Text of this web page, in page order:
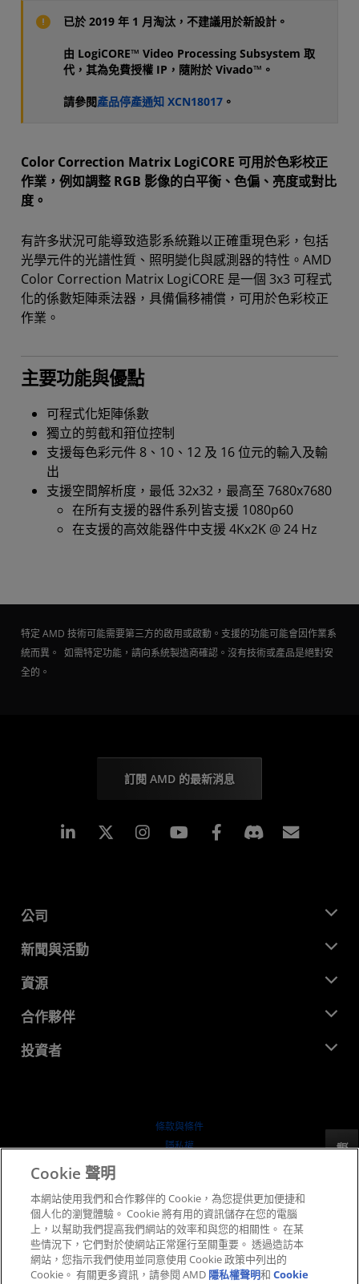
已於 2019 年 1 月淘汰，不建議用於新設計。
由 LogiCORE™ Video Processing Subsystem 取
代，其為免費授權 IP，隨附於 Vivado™。
請參閱產品停產通知 XCN18017 。
Color Correction Matrix LogiCORE 可用於色彩校正
作業，例如調整 RGB 影像的白平衡、色偏、亮度或對比
度。
有許多狀況可能導致造影系統難以正確重現色彩，包括
光學元件的光譜性質、照明變化與感測器的特性。AMD
Color Correction Matrix LogiCORE 是一個 3x3 可程式
化的係數矩陣乘法器，具備偏移補償，可用於色彩校正
作業。
主要功能與優點
可程式化矩陣係數
獨立的剪截和箝位控制
支援每色彩元件 8、10、12 及 16 位元的輸入及輸
出
支援空間解析度，最低 32x32，最高至 7680x7680
在所有支援的器件系列皆支援 1080p60
在支援的高效能器件中支援 4Kx2K @ 24 Hz
特定 AMD 技術可能需要第三方的啟用或啟動。支援的功能可能會因作業系
統而異。 如需特定功能，請向系統製造商確認。沒有技術或產品是絕對安
全的。
訂閱 AMD 的最新消息
Linkedin Instagram Facebook
公司
關於 AMD
企業責任
招聘
聯絡我們
新聞與活動
新聞室
媒體庫
資源
開發者中心
案例研究
合作夥伴
AMD 合作夥伴中心
投資者
行情走勢
條款與條件
隱私權
公平公開競爭
英國稅務策略
Cookie 政策
Cookie 設定
反馈
Cookie 聲明
本網站使用我們和合作夥伴的 Cookie，為您提供更加便捷和
個人化的瀏覽體驗。 Cookie 將有用的資訊儲存在您的電腦
上，以幫助我們提高我們網站的效率和與您的相關性。 在某
些情況下，它們對於使網站正常運行至關重要。 透過造訪本
網站，您指示我們使用並同意使用 Cookie 政策中列出的
Cookie。 有關更多資訊，請參閱 AMD 隱私權聲明和Cookie